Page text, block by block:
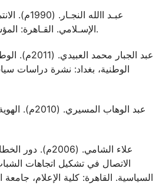
الإسـلامي. القـاهرة: المؤسـسة العربيـة الحديثـة.
الوطنية، بغداد: نشرة دراسات
الاتصال في تشكيل اتجاهات
السياسية. القاهرة: كلية الإعلام، جامعة